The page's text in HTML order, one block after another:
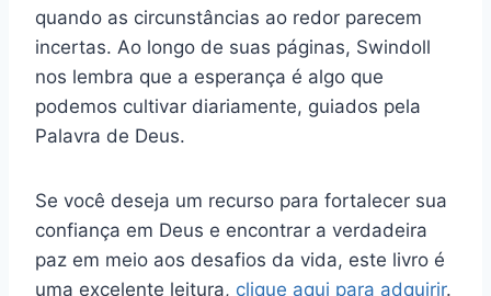
quando as circunstâncias ao redor parecem
incertas. Ao longo de suas páginas, Swindoll
nos lembra que a esperança é algo que
podemos cultivar diariamente, guiados pela
Palavra de Deus.
Se você deseja um recurso para fortalecer sua
confiança em Deus e encontrar a verdadeira
paz em meio aos desafios da vida, este livro é
uma excelente leitura, clique aqui para adquirir.